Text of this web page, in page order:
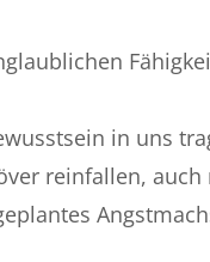
in uns
reinfallen,